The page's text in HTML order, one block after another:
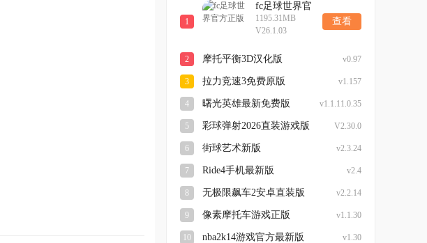
1
fc足球世界官
方正版
1195.31MB
V26.1.03
查看
2 摩托平衡3D汉化版 v0.97
3 拉力竞速3免费原版 v1.157
4 曙光英雄最新免费版 v1.1.11.0.35
5 彩球弹射2026直装游戏版 V2.30.0
6 街球艺术新版 v2.3.24
7 Ride4手机最新版 v2.4
8 无极限飙车2安卓直装版 v2.2.14
9 像素摩托车游戏正版 v1.1.30
10 nba2k14游戏官方最新版 v1.30